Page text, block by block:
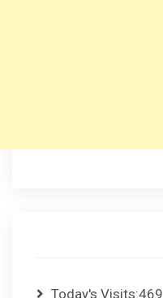
Today's Visits:469